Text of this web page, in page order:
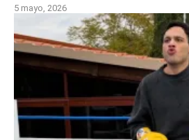
5 mayo, 2026